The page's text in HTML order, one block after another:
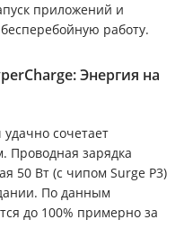
приложений и
работу.
Энергия на
сочетает
Проводная зарядка
50 Вт (с чипом Surge P3)
По данным
до 100% примерно за